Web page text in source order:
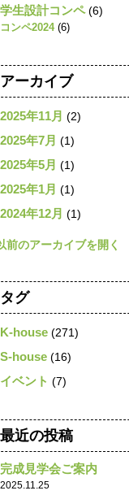
学生設計コンペ(6)
コンペ2024(6)
アーカイブ
2025年11月 (2)
2025年7月 (1)
2025年5月 (1)
2025年1月 (1)
2024年12月 (1)
タグ
K-house (271)
S-house (16)
イベント (7)
最近の投稿
完成見学会ご案内
2025.11.25